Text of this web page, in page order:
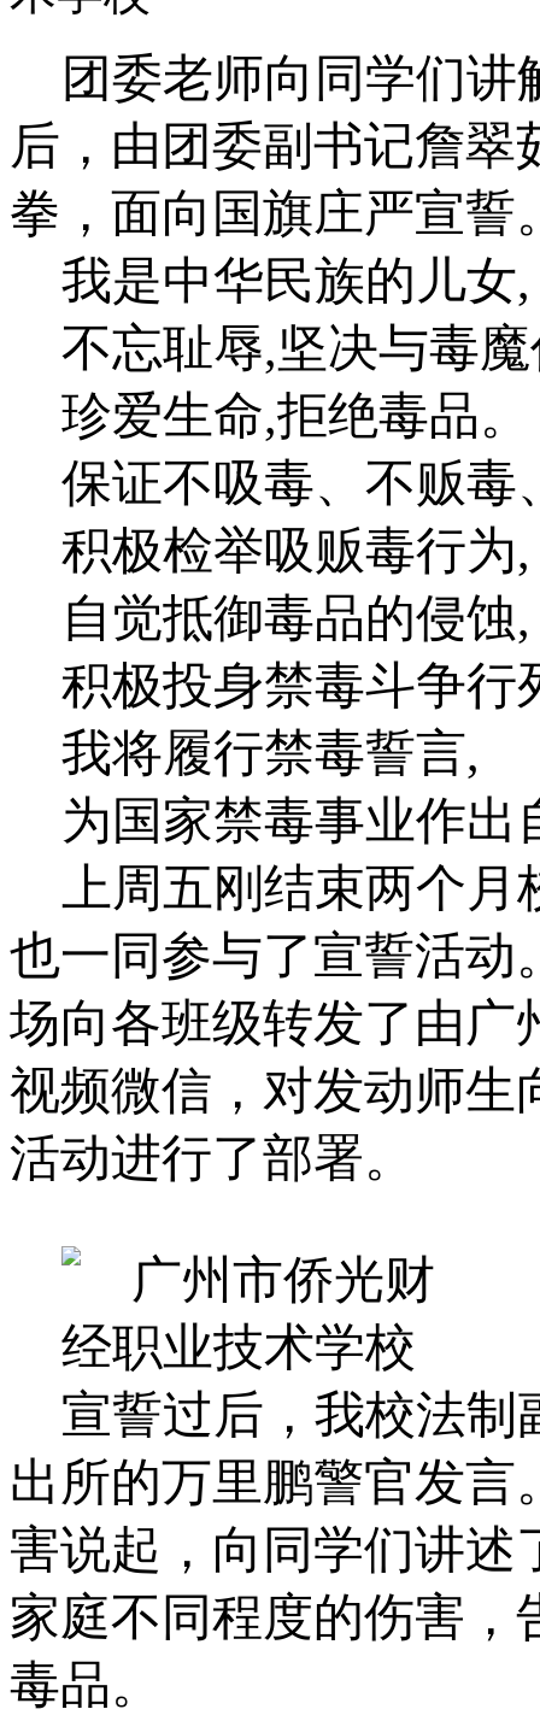
团委老师向同学们
后，由团委副书记詹
拳，面向国旗庄严宣誓
我是中华民族的儿女,
不忘耻辱,坚决与毒
珍爱生命,拒绝毒品。
保证不吸毒、不贩毒
积极检举吸贩毒行为,
自觉抵御毒品的侵蚀,
积极投身禁毒斗争行
我将履行禁毒誓言,
为国家禁毒事业作出
上周五刚结束两个
也一同参与了宣誓活动
场向各班级转发了由广
视频微信，对发动师生
活动进行了部署。
宣誓过后，我校法
出所的万里鹏警官发言
害说起，向同学们讲述
家庭不同程度的伤害，
毒品。